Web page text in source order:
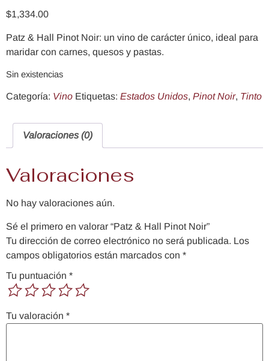
$1,334.00
Patz & Hall Pinot Noir: un vino de carácter único, ideal para
maridar con carnes, quesos y pastas.
Sin existencias
Categoría: Vino Etiquetas: Estados Unidos, Pinot Noir, Tinto
Valoraciones (0)
Valoraciones
No hay valoraciones aún.
Sé el primero en valorar “Patz & Hall Pinot Noir”
Tu dirección de correo electrónico no será publicada. Los
campos obligatorios están marcados con *
Tu puntuación *
Tu valoración *